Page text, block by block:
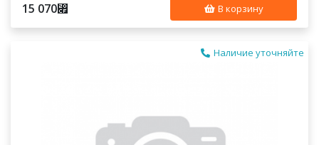
15 070⃏ В корзину
Наличие уточняйте